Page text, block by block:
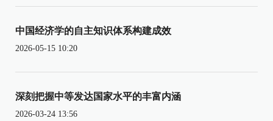
中国经济学的自主知识体系构建成效
2026-05-15 10:20
深刻把握中等发达国家水平的丰富内涵
2026-03-24 13:56